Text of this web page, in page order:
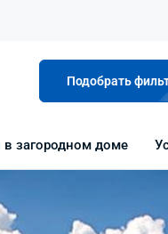
Подобрать
в загородном доме